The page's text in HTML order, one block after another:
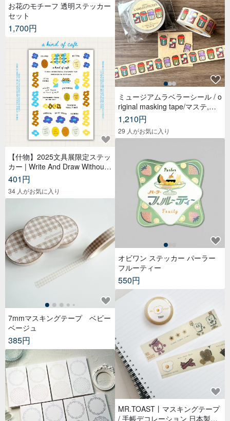
お花のモチーフ 透明ステッカー
セット
1,700円
【什物】2025文具展限定ステッ
カー | Write And Draw Without
Limited
401円
34 人がお気に入り
7mmマスキングテープ ベビー
ベージュ
385円
ミュージアムラベラーシール / o
riginal masking tape/マステ,美
纹纸胶带,文具,ステーショナリ
ー,紙もの,紙膠帶,贴纸
1,210円
29 人がお気に入り
オビワン ステッカー パーラー
フルーティー
550円
MR.TOAST丨マスキングテープ
/ 手帳デコレーション 日本製和